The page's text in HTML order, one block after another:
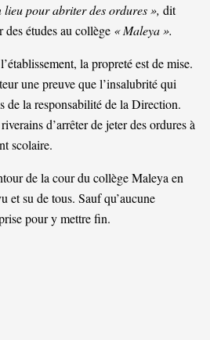
lieu pour abriter des ordures », dit
études au collège « Maleya ».
la propreté est de mise.
une preuve que l’insalubrité qui
de la responsabilité de la Direction.
d’arrêter de jeter des ordures à
scolaire.
de la cour du collège Maleya en
et su de tous. Sauf qu’aucune
pour y mettre fin.